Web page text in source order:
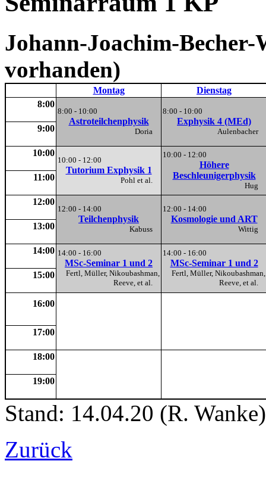
Johann-Joachim-Becher-
vorhanden)
Montag
Dienstag
8:00
8:00 - 10:00
Astroteilchenphysik
Doria
8:00 - 10:00
Exphysik 4 (MEd)
Aulenbacher
9:00
10:00
10:00 - 12:00
Tutorium Exphysik 1
Pohl et al.
10:00 - 12:00
Höhere
Beschleunigerphysik
Hug
11:00
12:00
12:00 - 14:00
Teilchenphysik
Kabuss
12:00 - 14:00
Kosmologie und ART
Wittig
13:00
14:00 14:00 - 16:00
MSc-Seminar 1 und 2
Fertl, Müller, Nikoubashman,
Reeve, et al.
14:00 - 16:00
MSc-Seminar 1 und 2
Fertl, Müller, Nikoubashman,
Reeve, et al.
15:00
16:00
17:00
18:00
19:00
Stand: 14.04.20 (R. Wanke)
Zurück